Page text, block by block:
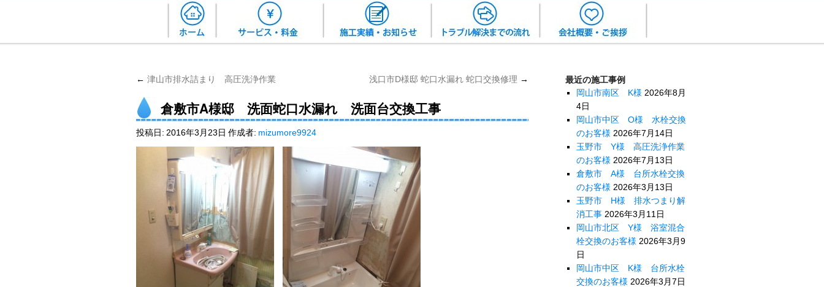
← 津山市排水詰まり 高圧洗浄作業 浅口市D様邸 蛇口水漏れ 蛇口交換修理 →
倉敷市A様邸 洗面蛇口水漏れ 洗面台交換工事
投稿日: 2016年3月23日 作成者: mizumore9924
最近の施工事例
岡山市南区 K様 2026年8月
4日
岡山市中区 O様 水栓交換
のお客様 2026年7月14日
玉野市 Y様 高圧洗浄作業
のお客様 2026年7月13日
倉敷市 A様 台所水栓交換
のお客様 2026年3月13日
玉野市 H様 排水つまり解
消工事 2026年3月11日
岡山市北区 Y様 浴室混合
栓交換のお客様 2026年3月9
日
岡山市中区 K様 台所水栓
交換のお客様 2026年3月7日